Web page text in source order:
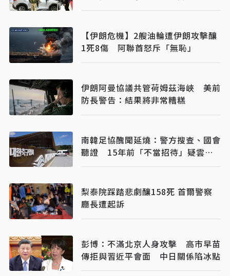
【伊朗危機】2艘油輪遭伊朗攻擊釀
1死8傷 阿聯酋怒斥「無恥」
伊朗阿曼協議共管荷姆茲海峽 美前
防長警告：結果將非常糟糕
南韓足協醜聞延燒：警方搜查、國會
聽證 15年前「不當招待」疑雲重
見天日
梨泰院踩踏悲劇釀158死 首爾警察
廳長遭起訴
彭博：不滿北京人身攻擊 高市早苗
傳拒與習近平會面 中日關係陷冰點